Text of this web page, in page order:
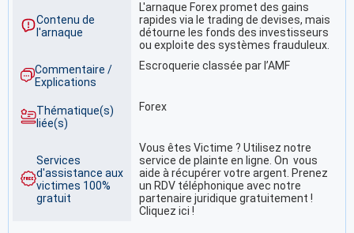
Contenu de
l'arnaque
L'arnaque Forex promet des gains
rapides via le trading de devises, mais
détourne les fonds des investisseurs
ou exploite des systèmes frauduleux.
Commentaire /
Explications
Escroquerie classée par l’AMF
Thématique(s)
liée(s)
Forex
Services
d'assistance aux
victimes 100%
gratuit
Vous êtes Victime ? Utilisez notre
service de plainte en ligne. On vous
aide à récupérer votre argent. Prenez
un RDV téléphonique avec notre
partenaire juridique gratuitement !
Cliquez ici !